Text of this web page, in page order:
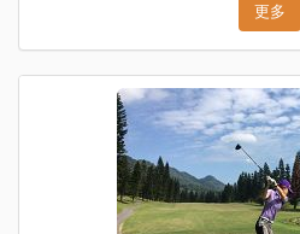
更多